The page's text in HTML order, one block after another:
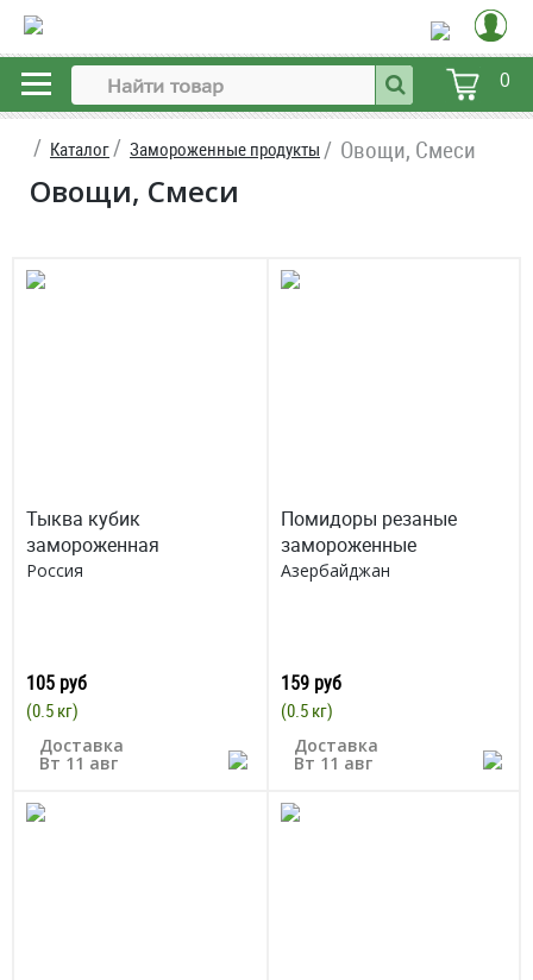
0
Каталог Замороженные продукты Овощи, Смеси
Овощи, Смеси
Тыква кубик
замороженная
Россия
105 руб
(0.5 кг)
Доставка
Вт 11 авг
Помидоры резаные
замороженные
Азербайджан
159 руб
(0.5 кг)
Доставка
Вт 11 авг